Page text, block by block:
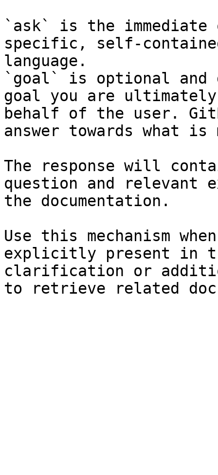
`ask` is the
specific, self-
language.
`goal` is optional and
goal you are
behalf of the user.
answer towards what
The response will
question and relevant
the documentation.
Use this mechanism
explicitly present in
clarification or